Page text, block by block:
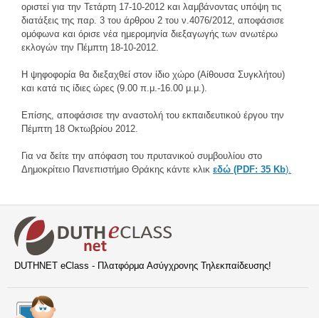
οριστεί για την Τετάρτη 17-10-2012 και λαμβάνοντας υπόψη τις
διατάξεις της παρ. 3 του άρθρου 2 του ν.4076/2012, αποφάσισε
ομόφωνα και όρισε νέα ημερομηνία διεξαγωγής των ανωτέρω
εκλογών την Πέμπτη 18-10-2012.
Η ψηφοφορία θα διεξαχθεί στον ίδιο χώρο (Αίθουσα Συγκλήτου)
και κατά τις ίδιες ώρες (9.00 π.μ.-16.00 μ.μ.).
Επίσης, αποφάσισε την αναστολή του εκπαιδευτικού έργου την
Πέμπτη 18 Οκτωβρίου 2012.
Για να δείτε την απόφαση του πρυτανικού συμβουλίου στο
Δημοκρίτειο Πανεπιστήμιο Θράκης κάντε κλικ εδώ (PDF: 35 Kb).
DUTHNET eClass - Πλατφόρμα Ασύγχρονης Τηλεκπαίδευσης!